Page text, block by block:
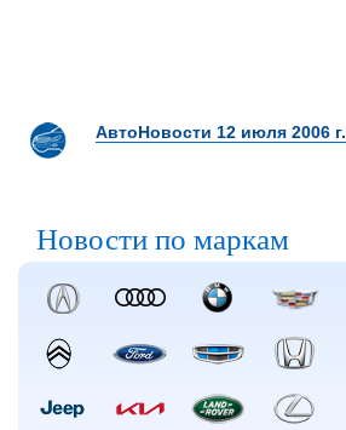
АвтоНовости 12 июля 2006 г.
Новости по маркам